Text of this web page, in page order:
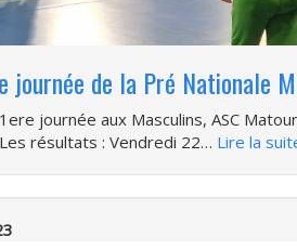
journée de la Pré Nationale
journée aux Masculins, ASC
résultats : Vendredi 22… Lire la